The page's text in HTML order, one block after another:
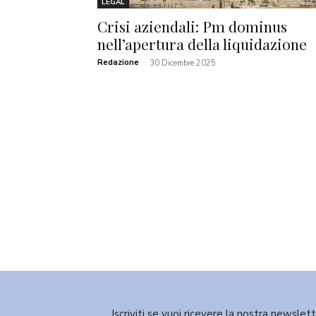
LEGAL
Crisi aziendali: Pm dominus
nell’apertura della liquidazione
Redazione - 30 Dicembre 2025